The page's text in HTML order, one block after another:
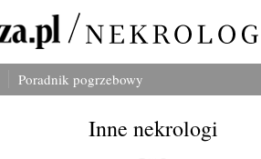
Poradnik pogrzebowy
Inne nekrologi